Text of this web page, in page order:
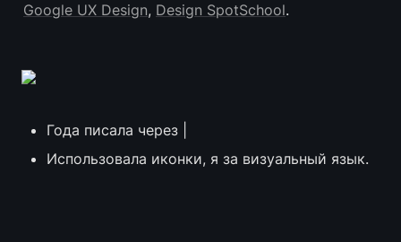
Google UX Design, Design SpotSchool.
Года писала через |
Использовала иконки, я за визуальный язык.